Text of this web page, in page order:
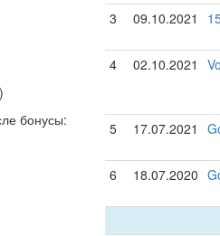
бонусы:
3 09.10.2021
4 02.10.2021
5 17.07.2021
6 18.07.2020